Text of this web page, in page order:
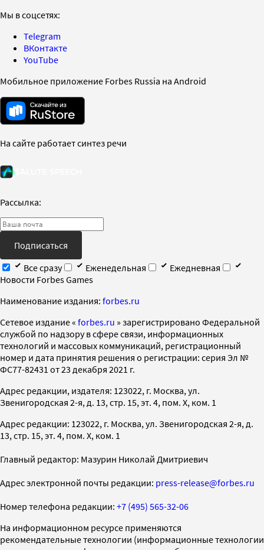
Мы в соцсетях:
Telegram
ВКонтакте
YouTube
Мобильное приложение Forbes Russia на Android
На сайте работает синтез речи
Рассылка:
Подписаться
Все сразу
Еженедельная
Ежедневная
Новости Forbes Games
Наименование издания: forbes.ru
Cетевое издание « forbes.ru » зарегистрировано Федеральной
службой по надзору в сфере связи, информационных
технологий и массовых коммуникаций, регистрационный
номер и дата принятия решения о регистрации: серия Эл №
ФС77-82431 от 23 декабря 2021 г.
Адрес редакции, издателя: 123022, г. Москва, ул.
Звенигородская 2-я, д. 13, стр. 15, эт. 4, пом. X, ком. 1
Адрес редакции: 123022, г. Москва, ул. Звенигородская 2-я, д.
13, стр. 15, эт. 4, пом. X, ком. 1
Главный редактор: Мазурин Николай Дмитриевич
Адрес электронной почты редакции: press-release@forbes.ru
Номер телефона редакции: +7 (495) 565-32-06
На информационном ресурсе применяются
рекомендательные технологии (информационные технологии